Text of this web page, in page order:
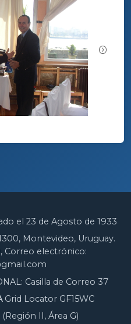
el 23 de Agosto de 1933
Montevideo, Uruguay.
Correo electrónico:
Casilla de Correo 37
Grid Locator GF15WC
II, Área G)